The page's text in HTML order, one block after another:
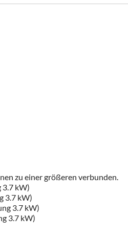
zu einer größeren verbunden.
3.7 kW)
3.7 kW)
3.7 kW)
3.7 kW)